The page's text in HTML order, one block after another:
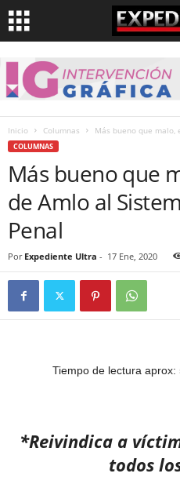
Inicio Columnas Más bueno que malo,
COLUMNAS
Más bueno que
de Amlo al
Penal
Por Expediente Ultra - 17 Ene, 2020
Tiempo de lectura
*Reivindica a
todos